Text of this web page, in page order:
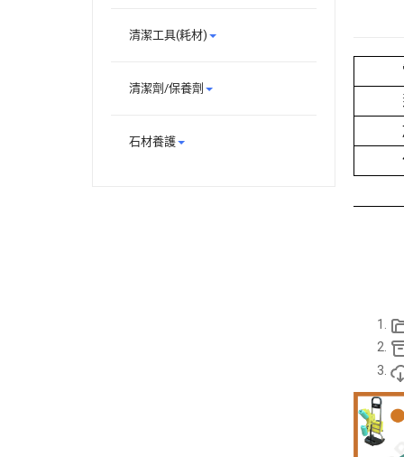
清潔工具(耗材)
清潔劑/保養劑
石材養護